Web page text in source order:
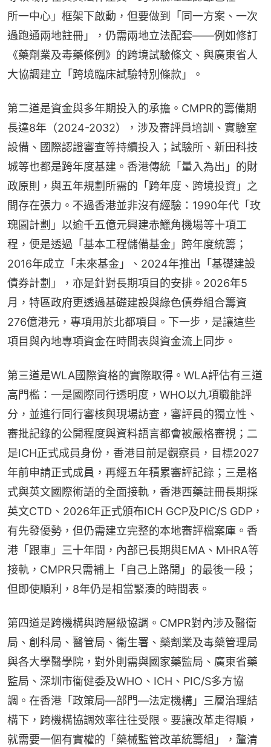
所一中心」框架下啟動，但要做到「同一方案、一次
過跑通兩地註冊」，仍需兩地立法配套——例如修訂
《藥劑業及毒藥條例》的跨境試驗條文、與廣東省人
大協調建立「跨境臨床試驗特別條款」。
第二道是資金與多年期投入的承擔。CMPR的籌備期
長達8年（2024-2032），涉及審評員培訓、實驗室
設備、國際認證審查等持續投入；試驗所、新田科技
城等也都是跨年度基建。香港傳統「量入為出」的財
政原則，與五年規劃所需的「跨年度、跨境投資」之
間存在張力。不過香港並非沒有經驗：1990年代「玫
瑰園計劃」以逾千五億元興建赤鱲角機場等十項工
程，便是透過「基本工程儲備基金」跨年度統籌；
2016年成立「未來基金」、2024年推出「基礎建設
債券計劃」，亦是針對長期項目的安排。2026年5
月，特區政府更透過基礎建設與綠色債券組合籌資
276億港元，專項用於北都項目。下一步，是讓這些
項目與內地專項資金在時間表與資金流上同步。
第三道是WLA國際資格的實際取得。WLA評估有三道
高門檻：一是國際同行透明度，WHO以九項職能評
分，並進行同行審核與現場訪查，審評員的獨立性、
審批記錄的公開程度與資料語言都會被嚴格審視；二
是ICH正式成員身份，香港目前是觀察員，目標2027
年前申請正式成員，再經五年積累審評記錄；三是格
式與英文國際術語的全面接軌，香港西藥註冊長期採
英文CTD、2026年正式頒布ICH GCP及PIC/S GDP，
有先發優勢，但仍需建立完整的本地審評檔案庫。香
港「跟車」三十年間，內部已長期與EMA、MHRA等
接軌，CMPR只需補上「自己上路開」的最後一段；
但即使順利，8年仍是相當緊湊的時間表。
第四道是跨機構與跨層級協調。CMPR對內涉及醫衞
局、創科局、醫管局、衞生署、藥劑業及毒藥管理局
與各大學醫學院，對外則需與國家藥監局、廣東省藥
監局、深圳市衞健委及WHO、ICH、PIC/S多方協
調。在香港「政策局—部門—法定機構」三層治理結
構下，跨機構協調效率往往受限。要讓改革走得順，
就需要一個有實權的「藥械監管改革統籌組」，釐清